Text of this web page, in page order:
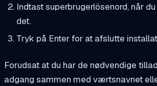
Indtast superbrugerlösenord, når
det.
Tryk på Enter for at afslutte
Forudsat at du har de nødvendige
adgang sammen med værtsnavnet